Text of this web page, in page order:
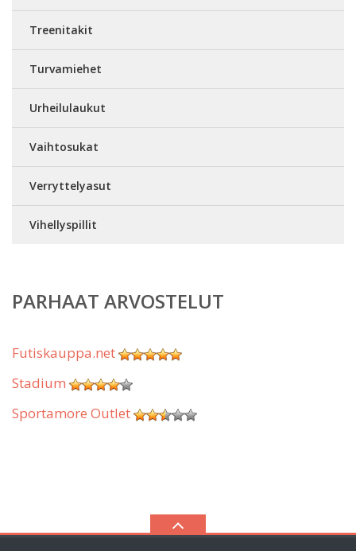
Treenitakit
Turvamiehet
Urheilulaukut
Vaihtosukat
Verryttelyasut
Vihellyspillit
PARHAAT ARVOSTELUT
Futiskauppa.net
Stadium
Sportamore Outlet